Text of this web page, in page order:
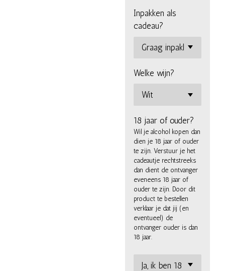
Inpakken als
cadeau?
Welke wijn?
18 jaar of ouder?
Wil je alcohol kopen dan
dien je 18 jaar of ouder
te zijn. Verstuur je het
cadeautje rechtstreeks
dan dient de ontvanger
eveneens 18 jaar of
ouder te zijn. Door dit
product te bestellen
verklaar je dat jij (en
eventueel) de
ontvanger ouder is dan
18 jaar.